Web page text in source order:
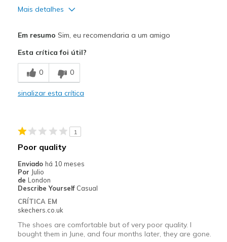
Mais detalhes
Durable
Contras
Back slip in cloth covering material tears
Casual Wear
Sizing
View On Shoes
I'm Into Shoes
Em resumo Sim, eu recomendaria a um amigo
Esta crítica foi útil?
0 0
sinalizar esta crítica
1
Poor quality
Enviado há 10 meses
Por Julio
de London
Describe Yourself Casual
CRÍTICA EM
skechers.co.uk
The shoes are comfortable but of very poor quality. I
bought them in June, and four months later, they are gone.